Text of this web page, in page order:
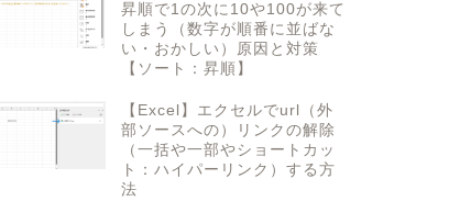
昇順で1の次に10や100が来て
しまう（数字が順番に並ばな
い・おかしい）原因と対策
【ソート：昇順】
【Excel】エクセルでurl（外
部ソースへの）リンクの解除
（一括や一部やショートカッ
ト：ハイパーリンク）する方
法